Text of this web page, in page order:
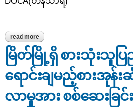
read more about မြိတ်မြို့နယ်စိုက်ပျိုးရေးဦးစီ
တောင်သူများအား မြန်မာ့ရေနံနှင့်
ယူရီးယားဓါတ်မြေသြဇာများကို သက်သ
ပေးအပ်ပွဲ အခမ်းအနားသို့ စားသုံးသူရ
မြိတ်မြို့ရှိ စားသုံးသူပ
ရောင်းချမည့်စားအုန်း
လာမှုအား စစ်ဆေးခြင်း